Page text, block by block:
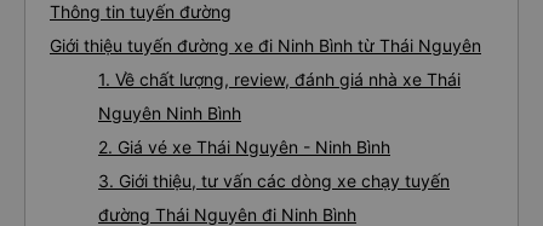
Thông tin tuyến đường
Giới thiệu tuyến đường xe đi Ninh Bình từ Thái Nguyên
1. Về chất lượng, review, đánh giá nhà xe Thái
Nguyên Ninh Bình
2. Giá vé xe Thái Nguyên - Ninh Bình
3. Giới thiệu, tư vấn các dòng xe chạy tuyến
đường Thái Nguyên đi Ninh Bình